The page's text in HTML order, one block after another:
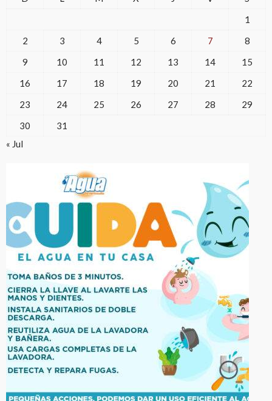
1
2
3 4 5 6 7
8
9
10 11 12 13 14
15
16
17 18 19 20 21
22
23
24 25 26 27 28
29
30
31
« Jul